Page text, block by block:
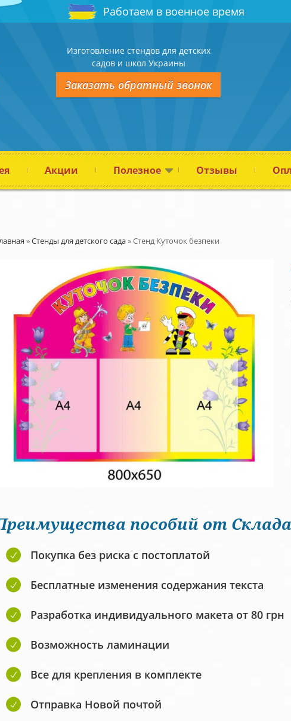
Работаем в военное время
Изготовление стендов для детских
садов и школ Украины
Заказать обратный звонок
Акции Полезное Отзывы
»Стенды для детского сада»Стенд Куточок безпеки
пособий от
Покупка без риска с постоплатой
Бесплатные изменения содержания текста
Разработка индивидуального макета от 80 грн
Возможность ламинации
Все для крепления в комплекте
Отправка Новой почтой